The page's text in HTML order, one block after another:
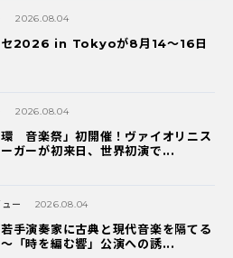
2026.08.04
セ2026 in Tokyoが8月14～16日
2026.08.04
環 音楽祭」初開催！ヴァイオリニス
ガーが初来日、世界初演で...
ー 2026.08.04
手演奏家に古典と現代音楽を隔てる
「時を編む響」公演への誘...